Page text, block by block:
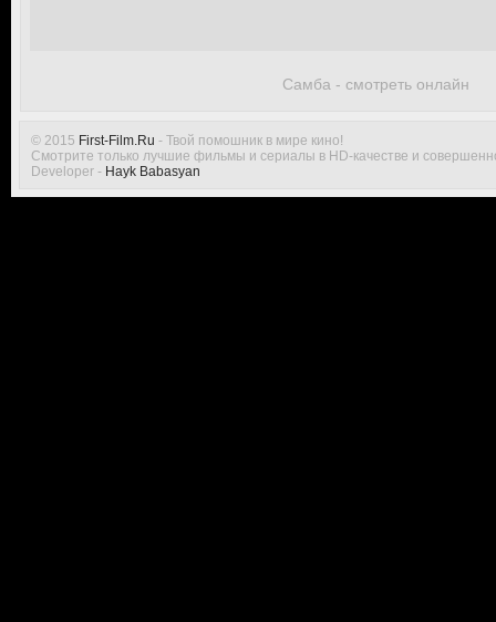
Самба - смотреть онлайн
© 2015 First-Film.Ru - Твой помошник в мире кино!
Смотрите только лучшие фильмы и сериалы в HD-качестве и
Developer - Hayk Babasyan